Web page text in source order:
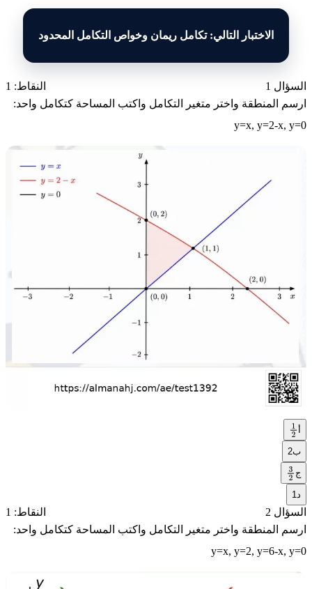
الاختبار التالي: تكامل ريمان وخواص التكامل المحدود
السؤال 1
النقاط: 1
ارسم المنطقة واختر متغير التكامل واكتب المساحة كتكامل واحد:
y=x, y=2-x, y=0
1
2
ب2
ج3
21
السؤال 2
النقاط: 1
ارسم المنطقة واختر متغير التكامل واكتب المساحة كتكامل واحد:
y=x, y=2, y=6-x, y=0